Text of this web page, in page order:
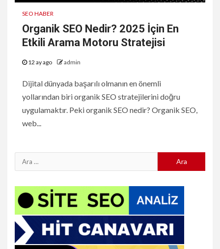
SEO HABER
Organik SEO Nedir? 2025 İçin En
Etkili Arama Motoru Stratejisi
12 ay ago admin
Dijital dünyada başarılı olmanın en önemli
yollarından biri organik SEO stratejilerini doğru
uygulamaktır. Peki organik SEO nedir? Organik SEO,
web...
Arama: